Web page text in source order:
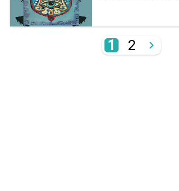
1 2 chevron_right